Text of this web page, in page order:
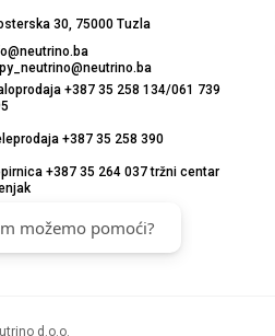
30, 75000 Tuzla
+387 35 258 134/061 739
+387 35 258 390
+387 35 264 037 tržni centar
d.o.o.